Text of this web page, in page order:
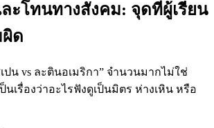
ะโทนทางสังคม: จุดที่ผู้เรียน
ด
น vs ละตินอเมริกา” จำนวนมากไม่ใช่
นเรื่องว่าอะไรฟังดูเป็นมิตร ห่างเหิน หรือ